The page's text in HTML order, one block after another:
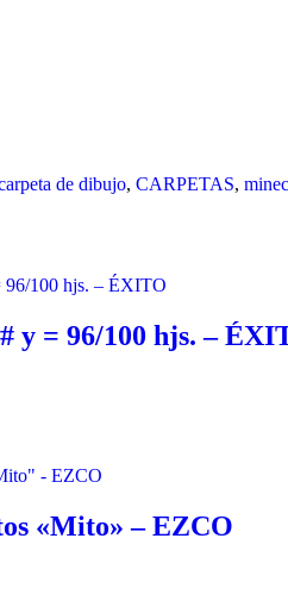
de dibujo, CARPETAS,
y = 96/100 hjs. –
«Mito» – EZCO